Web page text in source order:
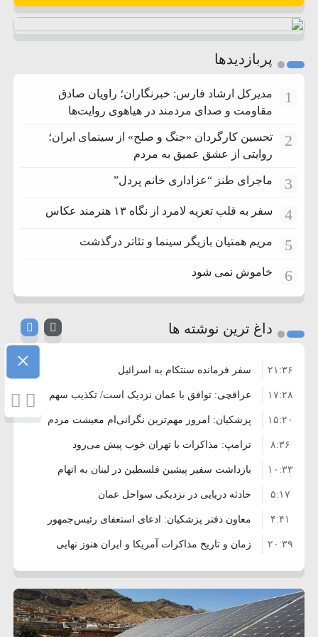
پربازدیدها
1
مدیرکل ارشاد فارس: خبرنگاران؛ راویان صادق
مقاومت و صدای مردمند در هیاهوی روایت‌ها
2
تحسین کارگردان «جنگ و صلح» از سینمای ایران؛
روایتی از عشق عمیق به مردم
3 ماجرای طنز “عزاداری خانم پردل”
4 سفر به قلب تعزیه لامرد از نگاه ۱۳ هنرمند عکاس
5 مریم همتیان بازیگر سینما و تئاتر درگذشت
6 خاموش نمی شود
داغ ترین نوشته ها
سفر فرمانده سنتکام به اسرائیل ۲۱:۳۶
عراقچی: توافق با عمان نزدیک است/ تکذیب سهم
۱۱ درصدی ایران از خزر
۱۷:۲۸
پزشکیان: امروز مهم‌ترین نگرانی‌ام معیشت مردم
است
۱۵:۲۰
ترامپ: مذاکرات با تهران خوب پیش می‌رود ۸:۳۶
بازداشت سفیر پیشین فلسطین در لبنان به اتهام
فساد و اختلاس اموال
۱۰:۳۳
حادثه دریایی در نزدیکی سواحل عمان ۵:۱۷
معاون دفتر پزشکیان: ادعای استعفای رئیس‌جمهور
واهی و کذب محض است
۴:۴۱
زمان و تاریخ مذاکرات آمریکا و ایران هنوز نهایی
نشده است
۲۰:۳۹
وزیر جنگ آمریکا: ماشین جنگی ما آماده حمله ۶:۵۰
موافقت ترامپ با لغو حمله به ایران ۶:۲۱
هشدار عراقچی به همتای عربستانی درباره ۲:۱۵
×